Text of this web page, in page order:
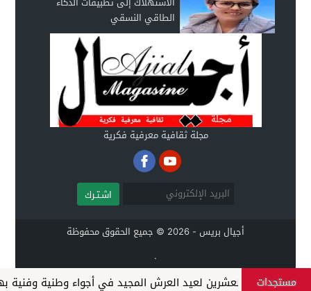
الطاقي النسقي
مجلة ثقافية معرفية فكرية
اشـتـرك
أجيال بريس - 2026 © جميع الحقوق محفوظة
.
مستجدات
السابعة والعشرين لعيد العرش المجيد في أجواء وطنية وفنية